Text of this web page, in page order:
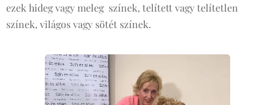
ezek hideg vagy meleg színek, telített vagy telítetlen
színek, világos vagy sötét színek.